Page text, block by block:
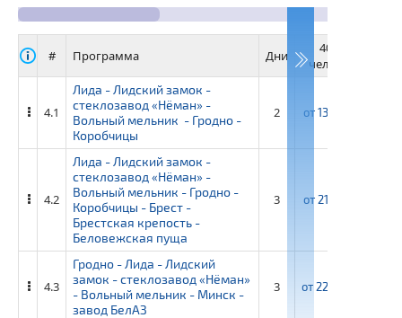
# Программа Дни
40+4
человек
4.1
Лида - Лидский замок -
стеклозавод «Нёман» -
Вольный мельник - Гродно -
Коробчицы
2 от13 750 ₽
4.2
Лида - Лидский замок -
стеклозавод «Нёман» -
Вольный мельник - Гродно -
Коробчицы - Брест -
Брестская крепость -
Беловежская пуща
3 от21 050 ₽
4.3
Гродно - Лида - Лидский
замок - стеклозавод «Нёман»
- Вольный мельник - Минск -
завод БелАЗ
3 от22 400 ₽